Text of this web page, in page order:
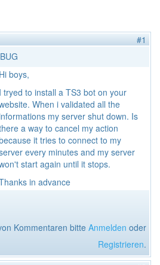
#1
BUG
Hi boys,
I tryed to install a TS3 bot on your
When i validated all the
my server shut down. Is
a way to cancel my action
it tries to connect to my
every minutes and my server
start again until it stops.
in advance
Kommentaren bitteAnmelden oder
Registrieren.